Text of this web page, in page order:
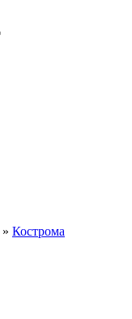
» Кострома